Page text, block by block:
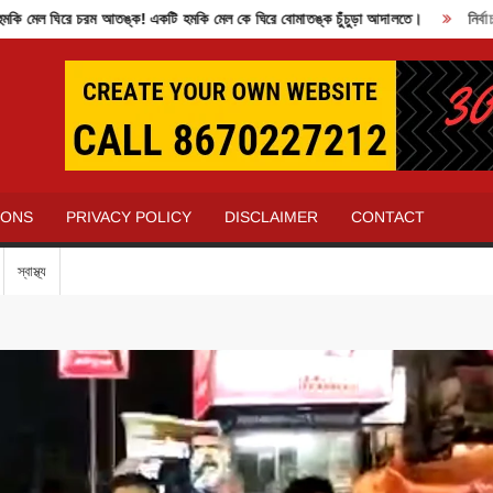
ঘিরে চরম আতঙ্ক! একটি হমকি মেল কে ঘিরে বোমাতঙ্ক চুঁচুড়া আদালতে। নির্বাচন
PRIVACY POLICY DISCLAIMER CONTACT
স্বাস্থ্য